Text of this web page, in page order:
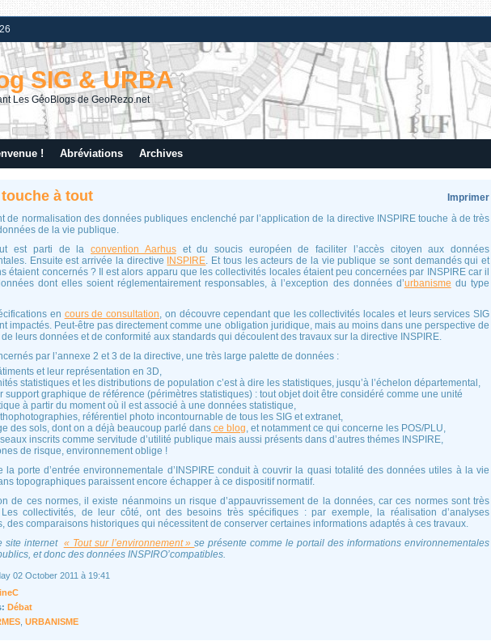
SIG & URBA
Les GéoBlogs de GeoRezo.net
! Abréviations Archives
Imprimer
touche à tout
de normalisation des données publiques enclenché par l’application de la directive INSPIRE touche à de très
de la vie publique.
est parti de laconvention Aarhuset du soucis européen de faciliter l’accès citoyen aux données
Ensuite est arrivée la directive INSPIRE. Et tous les acteurs de la vie publique se sont demandés qui et
étaient concernés ? Il est alors apparu que les collectivités locales étaient peu concernées par INSPIRE car il
dont elles soient réglementairement responsables, à l’exception des données d’urbanisme du type
en cours de consultation, on découvre cependant que les collectivités locales et leurs services SIG
impactés. Peut-être pas directement comme une obligation juridique, mais au moins dans une perspective de
leurs données et de conformité aux standards qui découlent des travaux sur la directive INSPIRE.
par l’annexe 2 et 3 de la directive, une très large palette de données :
et leur représentation en 3D,
statistiques et les distributions de population c’est à dire les statistiques, jusqu’à l’échelon départemental,
support graphique de référence (périmètres statistiques) : tout objet doit être considéré comme une unité
à partir du moment où il est associé à une données statistique,
référentiel photo incontournable de tous les SIG et extranet,
des sols, dont on a déjà beaucoup parlé dans ce blog, et notamment ce qui concerne les POS/PLU,
inscrits comme servitude d’utilité publique mais aussi présents dans d’autres thémes INSPIRE,
de risque, environnement oblige !
la porte d’entrée environnementale d’INSPIRE conduit à couvrir la quasi totalité des données utiles à la vie
topographiques paraissent encore échapper à ce dispositif normatif.
de ces normes, il existe néanmoins un risque d’appauvrissement de la données, car ces normes sont très
collectivités, de leur côté, ont des besoins très spécifiques : par exemple, la réalisation d’analyses
des comparaisons historiques qui nécessitent de conserver certaines informations adaptés à ces travaux.
site internet « Tout sur l’environnement »se présente comme le portail des informations environnementales
et donc des données INSPIRO’compatibles.
02 October 2011 à 19:41
Débat
URBANISME